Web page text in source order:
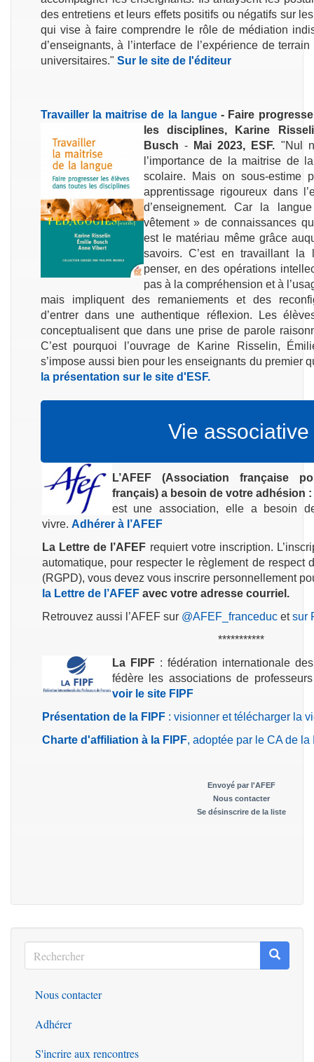
des entretiens et leurs effets positifs ou négatifs sur
qui vise à faire comprendre le rôle de médiation
d’enseignants, à l’interface de l’expérience de
universitaires." Sur le site de l'éditeur
Travailler la maitrise de la langue - Faire
les disciplines, Karine
Busch - Mai 2023, ESF. "Nul
l’importance de la maitrise de
scolaire. Mais on sous-estime
apprentissage rigoureux dans
d’enseignement. Car la
vêtement » de connaissances
est le matériau même grâce
savoirs. C’est en travaillant la
penser, en des opérations
pas à la compréhension et à
mais impliquent des remaniements et des
d’entrer dans une authentique réflexion. Les
conceptualisent que dans une prise de parole
C’est pourquoi l’ouvrage de Karine Risselin,
s’impose aussi bien pour les enseignants du premier
la présentation sur le site d'ESF.
Vie associative
L’AFEF (Association française
français) a besoin de votre adhésion :
est une association, elle a besoin
vivre. Adhérer à l’AFEF
La Lettre de l’AFEF requiert votre inscription.
automatique, pour respecter le règlement de respect
(RGPD), vous devez vous inscrire personnellement
la Lettre de l’AFEFavec votre adresse courriel.
Retrouvez aussi l’AFEF sur @AFEF_franceducetsur
***********
La FIPF: fédération internationale
fédère les associations de
voir le site FIPF
Présentation de la FIPF: visionner et télécharger la
Charte d'affiliation à la FIPF, adoptée par le CA de
Envoyé par l'AFEF
Nous contacter
Se désinscrire de la liste
Rechercher
Rechercher
Outils
Nous contacter
Adhérer
S'incrire aux rencontres